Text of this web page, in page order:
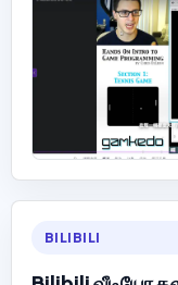
BILIBILI